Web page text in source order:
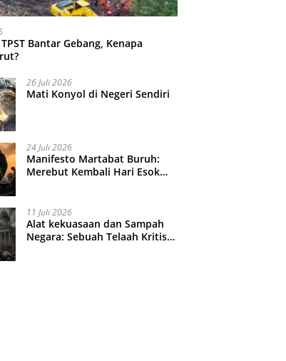
Bantar Gebang, Kenapa
26 Juli 2026
Mati Konyol di Negeri Sendiri
24 Juli 2026
Manifesto Martabat Buruh:
Merebut Kembali Hari Esok
11 Juli 2026
Alat kekuasaan dan Sampah
Negara: Sebuah Telaah Kritis